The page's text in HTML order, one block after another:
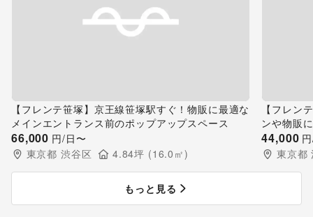
【フレンテ笹塚】京王線笹塚駅すぐ！物販に最適な
メインエントランス前のポップアップスペース
66,000 円/日〜
東京都 渋谷区 4.84坪 (16.0 ㎡)
【フレン
ンや物販
44,000
東京都
もっと見る